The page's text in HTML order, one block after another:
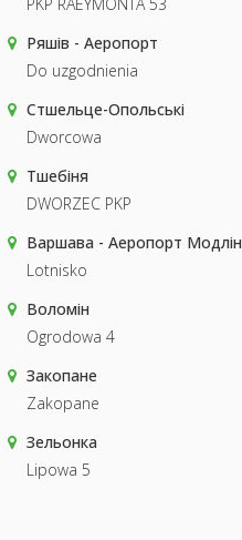
Ряшів - Аеропорт
Do uzgodnienia
Стшельце-Опольські
Dworcowa
Тшебіня
DWORZEC PKP
Варшава - Аеропорт Модлін
Lotnisko
Воломін
Ogrodowa 4
Закопане
Zakopane
Зельонка
Lipowa 5